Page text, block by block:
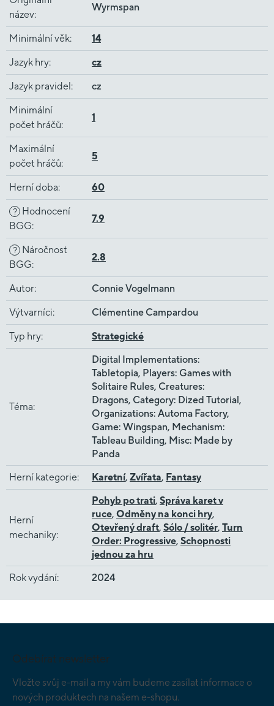
název:
Wyrmspan
Minimální věk: 14
Jazyk hry: cz
Jazyk pravidel : cz
Minimální
počet hráčů:
1
Maximální
počet hráčů:
5
Herní doba: 60
?
Hodnocení
BGG:
7.9
?
Náročnost
BGG:
2.8
Autor: Connie Vogelmann
Výtvarníci: Clémentine Campardou
Typ hry: Strategické
Téma:
Digital Implementations:
Tabletopia, Players: Games with
Solitaire Rules, Creatures:
Dragons, Category: Dized Tutorial,
Organizations: Automa Factory,
Game: Wingspan, Mechanism:
Tableau Building, Misc: Made by
Panda
Herní kategorie: Karetní, Zvířata, Fantasy
Herní
mechaniky:
Pohyb po trati, Správa karet v
ruce, Odměny na konci hry,
Otevřený draft, Sólo / solitér, Turn
Order: Progressive, Schopnosti
jednou za hru
Rok vydání: 2024
Odebírat newsletter
Vložte svůj e-mail a my vám budeme zasílat informace o
nových produktech na našem e-shopu.